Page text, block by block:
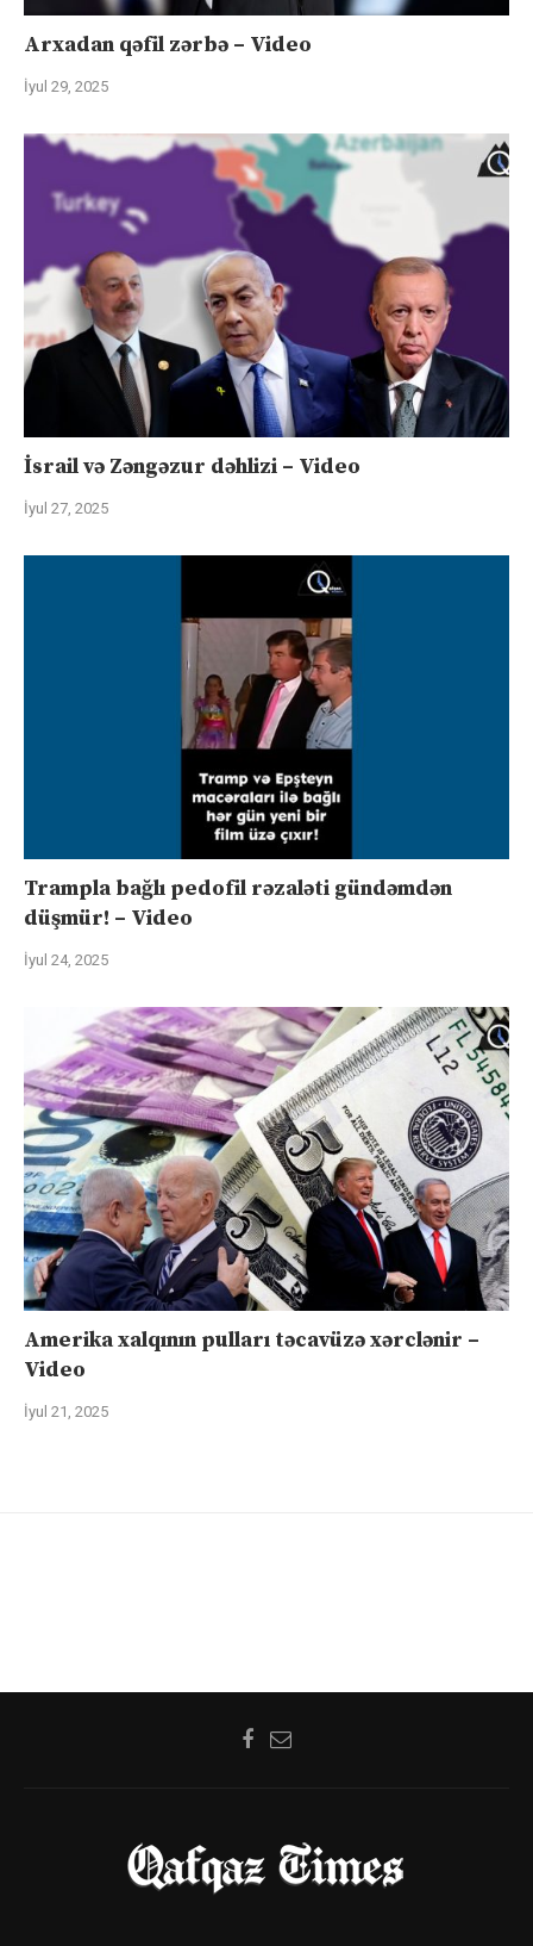
Arxadan qəfil zərbə – Video
İyul 29, 2025
İsrail və Zəngəzur dəhlizi – Video
İyul 27, 2025
Trampla bağlı pedofil rəzaləti gündəmdən
düşmür! – Video
İyul 24, 2025
Amerika xalqının pulları təcavüzə xərclənir –
Video
İyul 21, 2025